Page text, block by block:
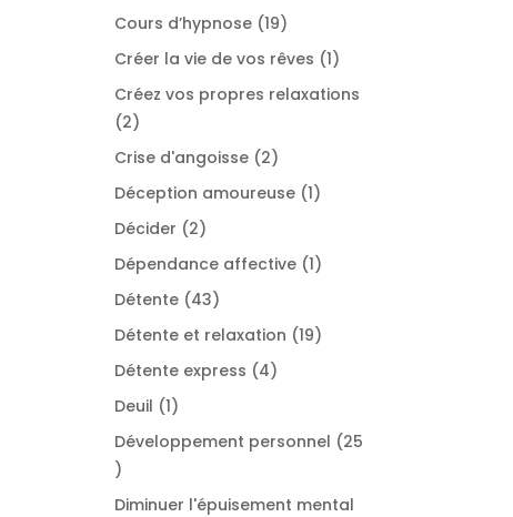
produits
Cours d’hypnose 1919
produits
Créer la vie de vos rêves 11
Créez vos propres relaxations
22
produits
Crise d'angoisse 22
produits
Déception amoureuse 11
Décider 22
produits
Dépendance affective 11
Détente 4343
produits
Détente et relaxation 1919
Détente express 44
Deuil 11
Développement personnel
25
25
produits
Diminuer l'épuisement mental